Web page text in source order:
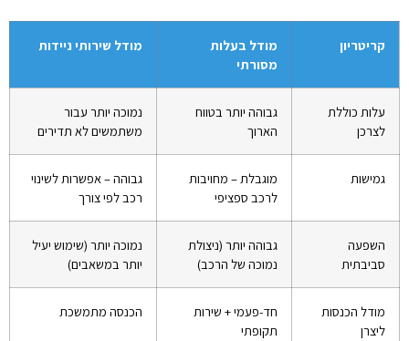
קריטריון
מודל בעלות
מסורתי
מודל שירותי ניידות
עלות כוללת
לצרכן
גבוהה יותר בטווח
הארוך
נמוכה יותר עבור
משתמשים לא תדירים
גמישות
מוגבלת – מחויבות
לרכב ספציפי
גבוהה – אפשרות לשינוי
רכב לפי צורך
השפעה
סביבתית
גבוהה יותר (ניצולת
נמוכה של הרכב)
נמוכה יותר (שימוש יעיל
יותר במשאבים)
מודל הכנסות
ליצרן
חד-פעמי + שירות
תקופתי
הכנסה מתמשכת